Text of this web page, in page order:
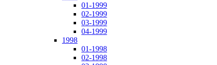
01-1999
02-1999
03-1999
04-1999
1998
01-1998
02-1998